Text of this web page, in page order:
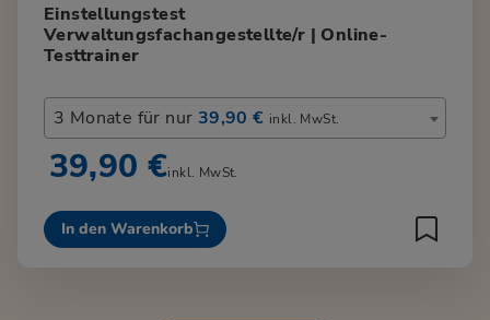
Einstellungstest
Verwaltungsfachangestellte/r | Online-
Testtrainer
3 Monate für nur 39,90 € inkl. MwSt.
39,90 €inkl. MwSt.
In den Warenkorb